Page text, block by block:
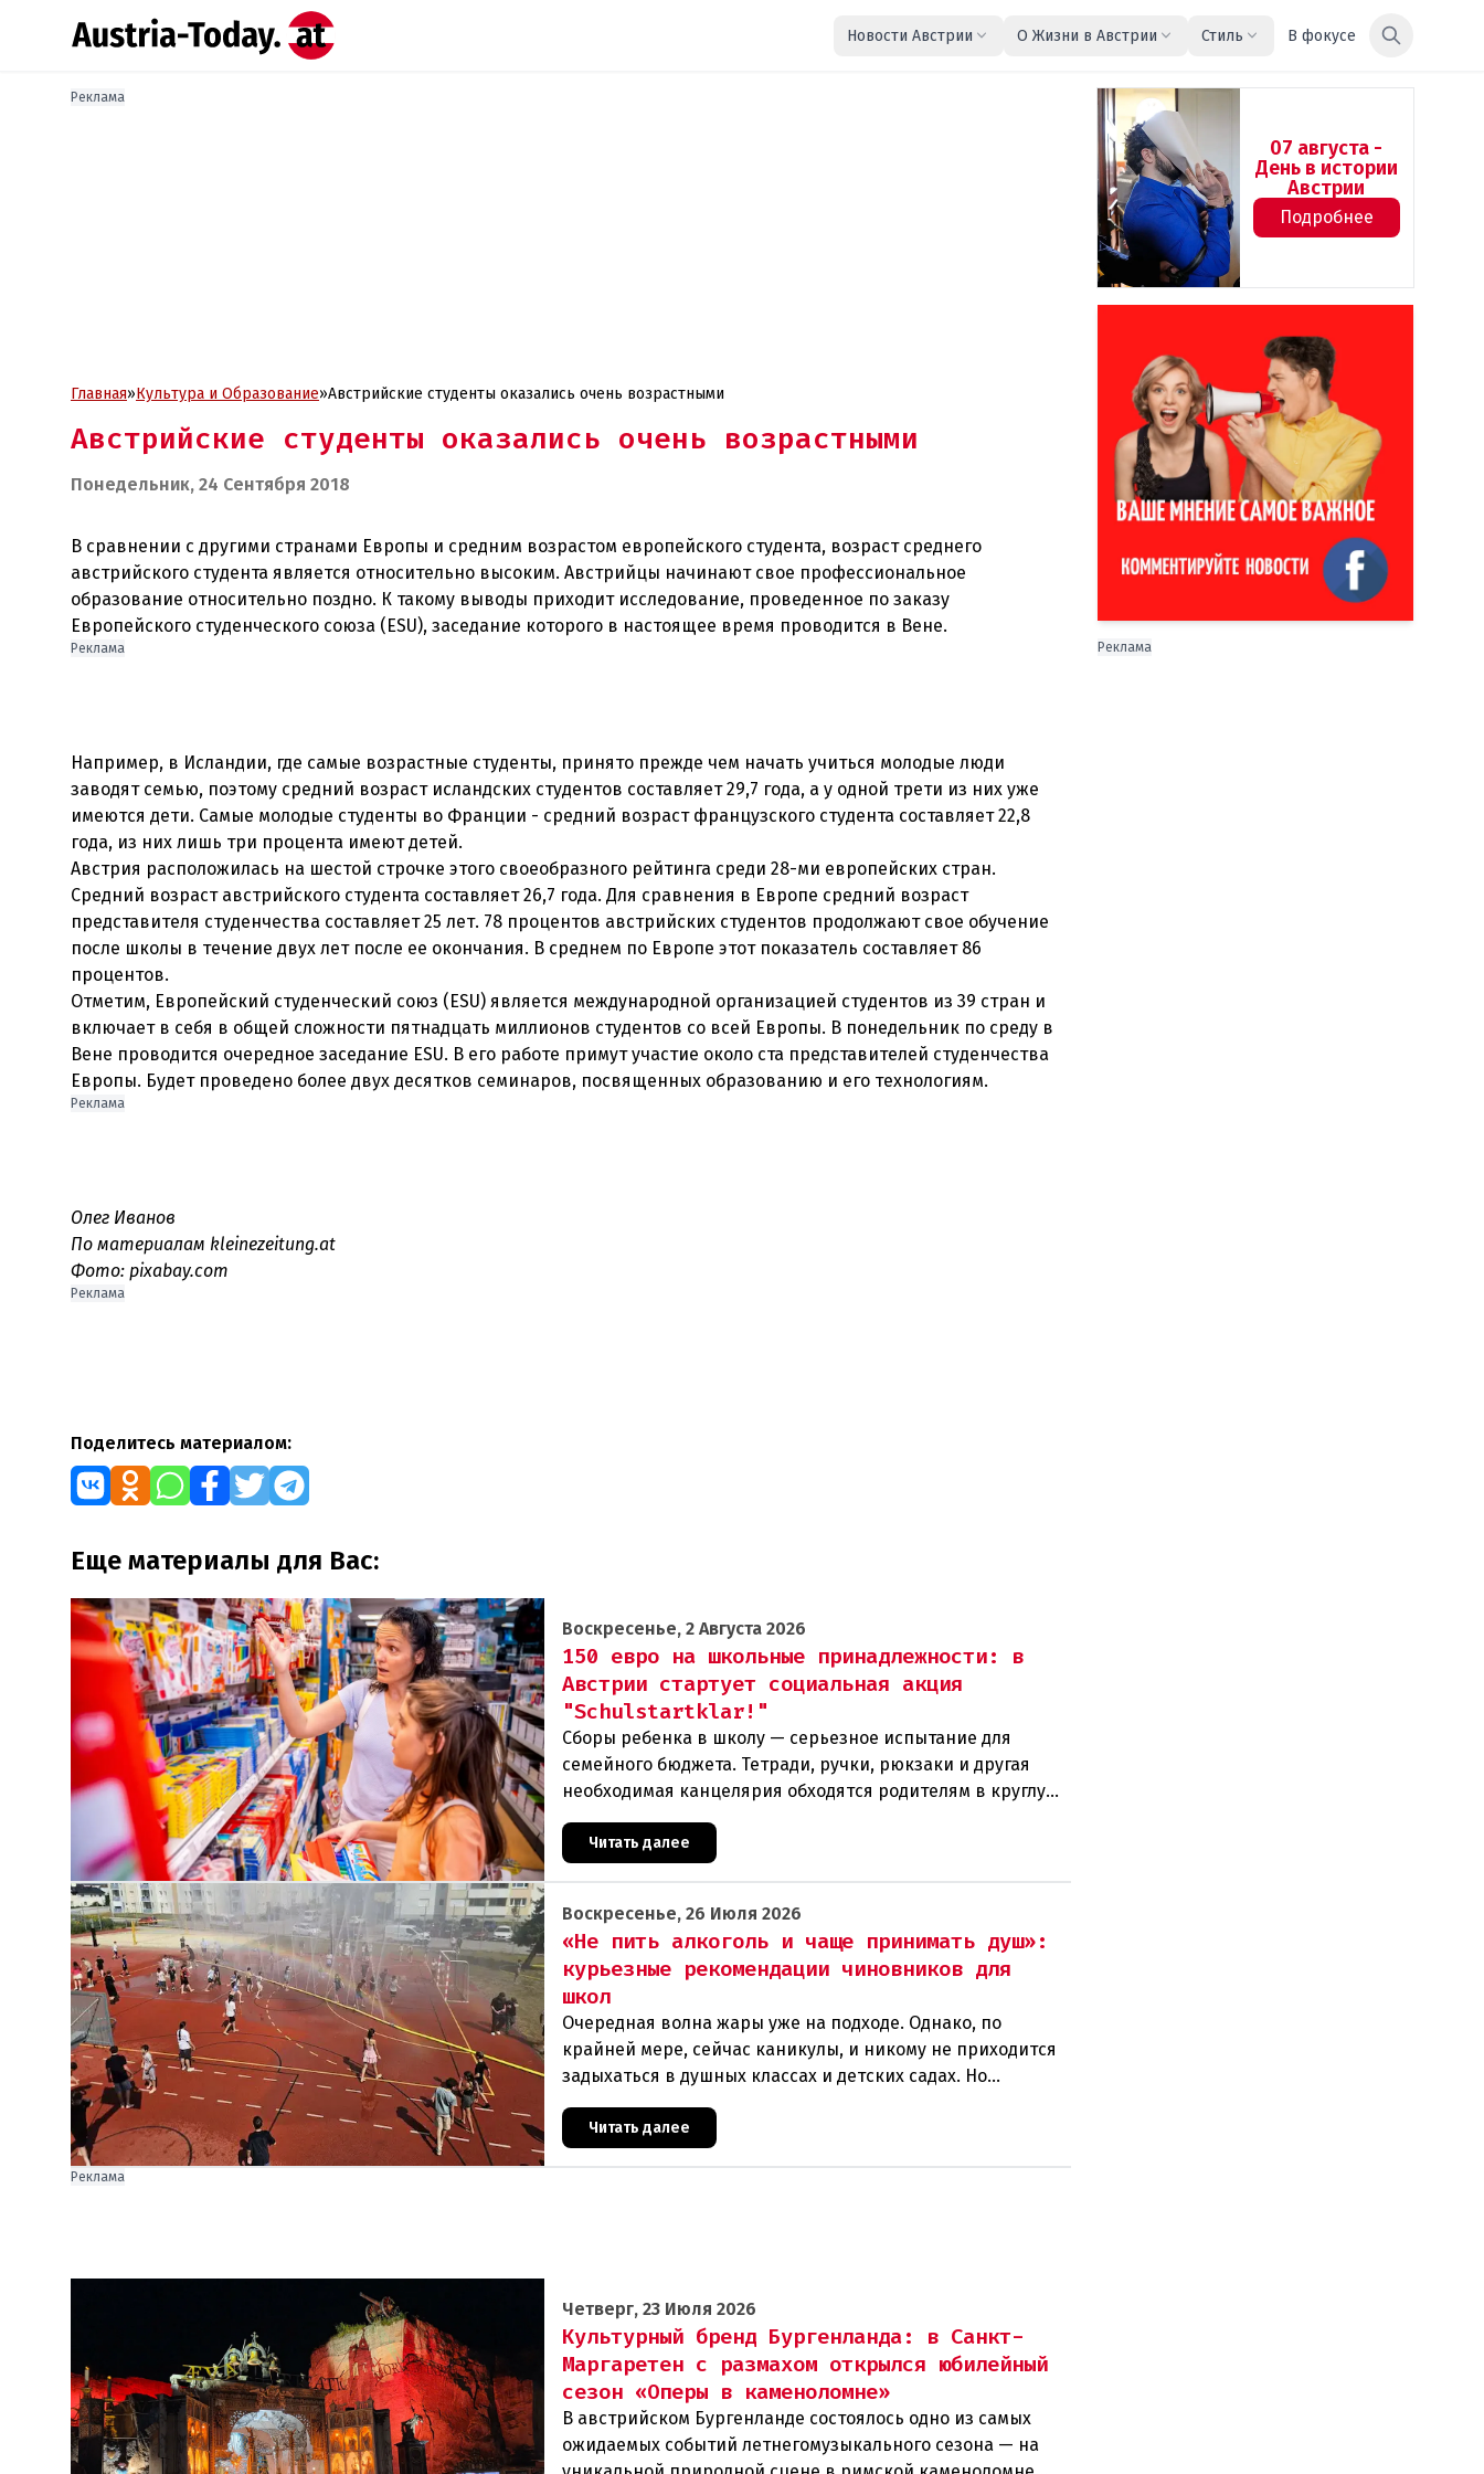
Новости Австрии О Жизни в Австрии Стиль В фокусе
Реклама
Главная»Культура и Образование»Австрийские студенты оказались очень возрастными
Австрийские студенты оказались очень возрастными
Понедельник, 24 Сентября 2018
В сравнении с другими странами Европы и средним возрастом европейского студента, возраст среднего
австрийского студента является относительно высоким. Австрийцы начинают свое профессиональное
образование относительно поздно. К такому выводы приходит исследование, проведенное по заказу
Реклама
Например, в Исландии, где самые возрастные студенты, принято прежде чем начать учиться молодые люди
заводят семью, поэтому средний возраст исландских студентов составляет 29,7 года, а у одной трети из них уже
имеются дети. Самые молодые студенты во Франции - средний возраст французского студента составляет 22,8
года, из них лишь три процента имеют детей.
Австрия расположилась на шестой строчке этого своеобразного рейтинга среди 28-ми европейских стран.
Средний возраст австрийского студента составляет 26,7 года. Для сравнения в Европе средний возраст
представителя студенчества составляет 25 лет. 78 процентов австрийских студентов продолжают свое обучение
после школы в течение двух лет после ее окончания. В среднем по Европе этот показатель составляет 86
процентов.
Отметим, Европейский студенческий союз (ESU) является международной организацией студентов из 39 стран и
включает в себя в общей сложности пятнадцать миллионов студентов со всей Европы. В понедельник по среду в
Вене проводится очередное заседание ESU. В его работе примут участие около ста представителей студенчества
Реклама
Олег Иванов
По материалам kleinezeitung.at
Фото: pixabay.com
Реклама
Поделитесь материалом:
Еще материалы для Вас:
Воскресенье, 2 Августа 2026
150 евро на школьные принадлежности: в
Австрии стартует социальная акция
"Schulstartklar!"
Сборы ребенка в школу — серьезное испытание для
семейного бюджета. Тетради, ручки, рюкзаки и другая
необходимая канцелярия обходятся родителям в круглую
сумму. Чтобы поддержать семьи с низкими доходам
Читать далее
Воскресенье, 26 Июля 2026
«Не пить алкоголь и чаще принимать душ»:
курьезные рекомендации чиновников для
школ
Очередная волна жары уже на подходе. Однако, по
крайней мере, сейчас каникулы, и никому не приходится
задыхаться в душных классах и детских садах. Но
ситуация, подобная той, что была в конце июня, ког
Читать далее
Реклама
Четверг, 23 Июля 2026
Культурный бренд Бургенланда: в Санкт-
Маргаретен с размахом открылся юбилейный
сезон «Оперы в каменоломне»
В австрийском Бургенланде состоялось одно из самых
ожидаемых событий летнегомузыкального сезона — на
07 августа -
День в истории
Австрии
Подробнее
Реклама